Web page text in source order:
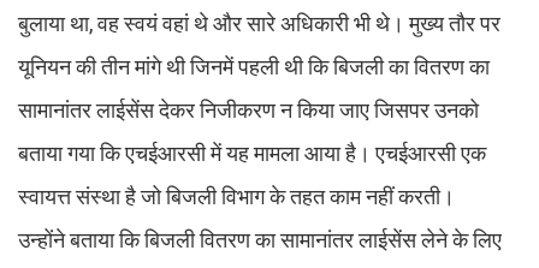
बुलाया था, वह स्वयं वहां थे और सारे अधिकारी भी थे। मुख्य तौर पर
यूनियन की तीन मांगे थी जिनमें पहली थी कि बिजली का वितरण का
सामानांतर लाईसेंस देकर निजीकरण न किया जाए जिसपर उनको
बताया गया कि एचईआरसी में यह मामला आया है। एचईआरसी एक
स्वायत्त संस्था है जो बिजली विभाग के तहत काम नहीं करती।
उन्होंने बताया कि बिजली वितरण का सामानांतर लाईसेंस लेने के लिए